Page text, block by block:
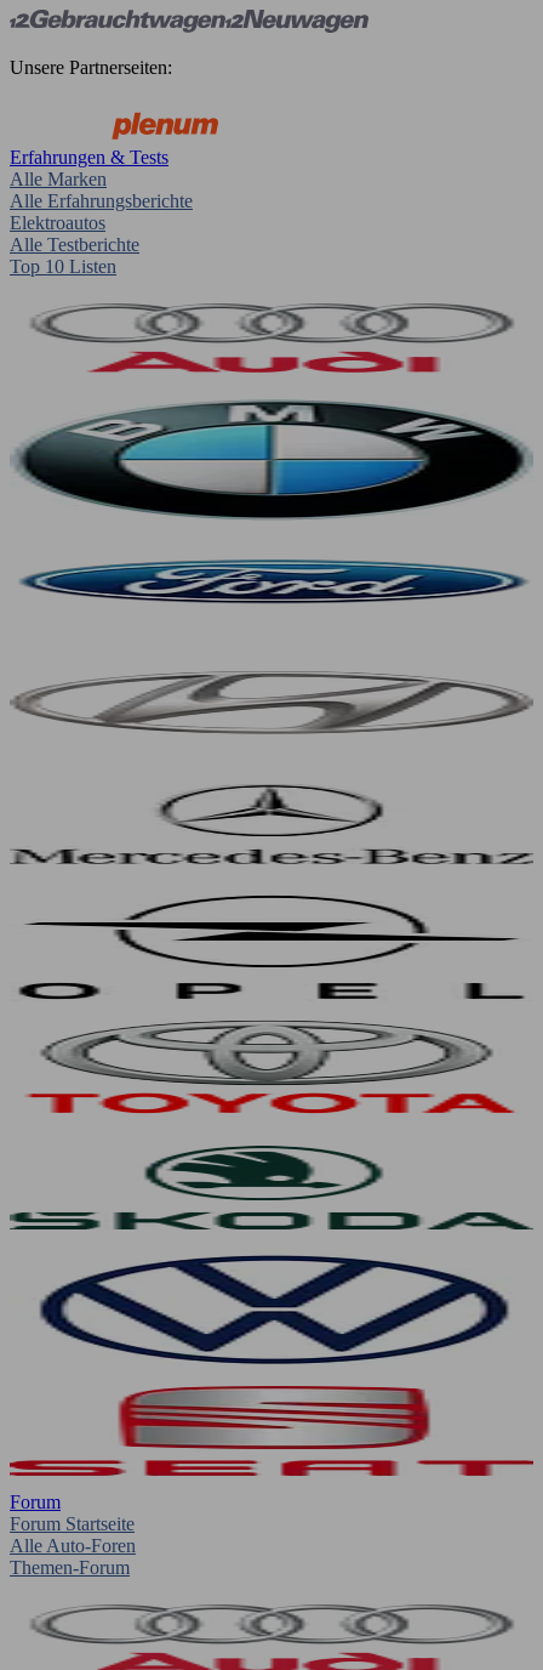
Unsere Partnerseiten:
Erfahrungen & Tests
Alle Marken
Alle Erfahrungsberichte
Elektroautos
Alle Testberichte
Top 10 Listen
Forum
Forum Startseite
Alle Auto-Foren
Themen-Forum